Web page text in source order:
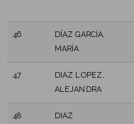
46
DÍAZ GARCÍA,
MARÍA
47
DIAZ LOPEZ,
ALEJANDRA
48 DIAZ